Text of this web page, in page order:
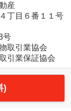
産
丁目６番１１号
号
取引業協会
引業保証協会
)